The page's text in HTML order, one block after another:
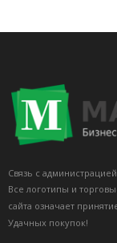
Связь с
Все логотипы и
сайта означает
Удачных покупок!